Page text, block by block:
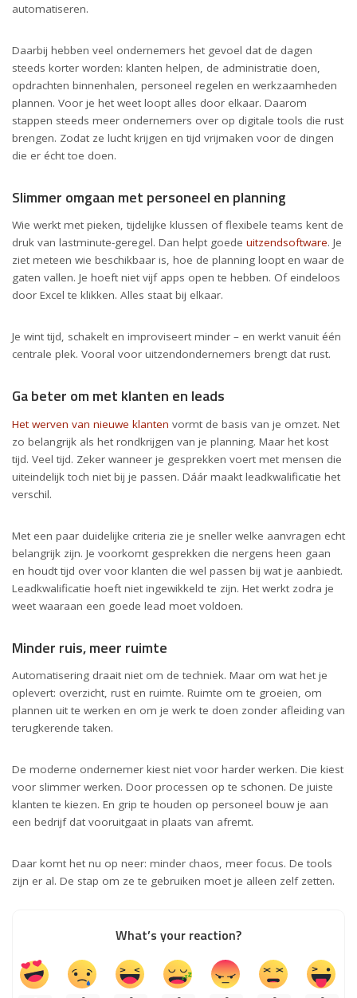
automatiseren.
Daarbij hebben veel ondernemers het gevoel dat de dagen
steeds korter worden: klanten helpen, de administratie doen,
opdrachten binnenhalen, personeel regelen en werkzaamheden
plannen. Voor je het weet loopt alles door elkaar. Daarom
stappen steeds meer ondernemers over op digitale tools die rust
brengen. Zodat ze lucht krijgen en tijd vrijmaken voor de dingen
die er écht toe doen.
Slimmer omgaan met personeel en planning
Wie werkt met pieken, tijdelijke klussen of flexibele teams kent de
druk van lastminute-geregel. Dan helpt goede uitzendsoftware. Je
ziet meteen wie beschikbaar is, hoe de planning loopt en waar de
gaten vallen. Je hoeft niet vijf apps open te hebben. Of eindeloos
door Excel te klikken. Alles staat bij elkaar.
Je wint tijd, schakelt en improviseert minder – en werkt vanuit één
centrale plek. Vooral voor uitzendondernemers brengt dat rust.
Ga beter om met klanten en leads
Het werven van nieuwe klanten vormt de basis van je omzet. Net
zo belangrijk als het rondkrijgen van je planning. Maar het kost
tijd. Veel tijd. Zeker wanneer je gesprekken voert met mensen die
uiteindelijk toch niet bij je passen. Dáár maakt leadkwalificatie het
verschil.
Met een paar duidelijke criteria zie je sneller welke aanvragen echt
belangrijk zijn. Je voorkomt gesprekken die nergens heen gaan
en houdt tijd over voor klanten die wel passen bij wat je aanbiedt.
Leadkwalificatie hoeft niet ingewikkeld te zijn. Het werkt zodra je
weet waaraan een goede lead moet voldoen.
Minder ruis, meer ruimte
Automatisering draait niet om de techniek. Maar om wat het je
oplevert: overzicht, rust en ruimte. Ruimte om te groeien, om
plannen uit te werken en om je werk te doen zonder afleiding van
terugkerende taken.
De moderne ondernemer kiest niet voor harder werken. Die kiest
voor slimmer werken. Door processen op te schonen. De juiste
klanten te kiezen. En grip te houden op personeel bouw je aan
een bedrijf dat vooruitgaat in plaats van afremt.
Daar komt het nu op neer: minder chaos, meer focus. De tools
zijn er al. De stap om ze te gebruiken moet je alleen zelf zetten.
What’s your reaction?